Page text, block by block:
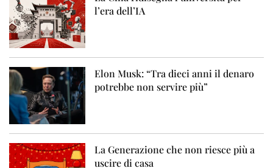
l’era dell’IA
Elon Musk: “Tra dieci anni il denaro
potrebbe non servire più”
La Generazione che non riesce più a
uscire di casa